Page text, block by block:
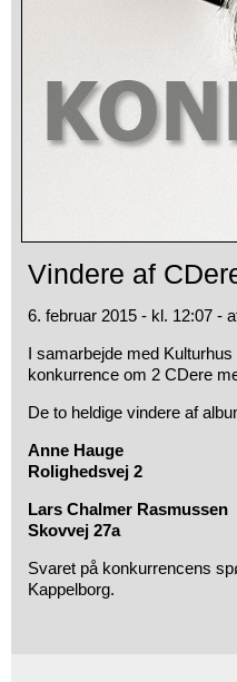
Vindere af
6. februar 2015 - kl. 12:07 -
I samarbejde med
konkurrence om 2 CDere
De to heldige vindere af
Anne Hauge
Rolighedsvej 2
Lars Chalmer Rasmussen
Skovvej 27a
Svaret på konkurrencens
Kappelborg.